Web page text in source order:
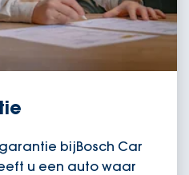
bijBosch Car
u een auto waar